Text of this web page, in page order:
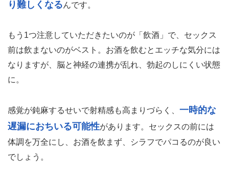
り難しくなるんです。
もう1つ注意していただきたいのが「飲酒」で、セックス
前は飲まないのがベスト。お酒を飲むとエッチな気分には
なりますが、脳と神経の連携が乱れ、勃起のしにくい状態
に。
感覚が鈍麻するせいで射精感も高まりづらく、 一時的な
遅漏におちいる可能性があります。セックスの前には
体調を万全にし、お酒を飲まず、シラフでパコるのが良い
でしょう。